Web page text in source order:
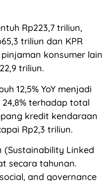
Rp223,7 triliun,
triliun dan KPR
pinjaman konsumer lain
triliun.
12,5% YoY menjadi
terhadap total
kredit kendaraan
Rp2,3 triliun.
Linked
secara tahunan.
and governance